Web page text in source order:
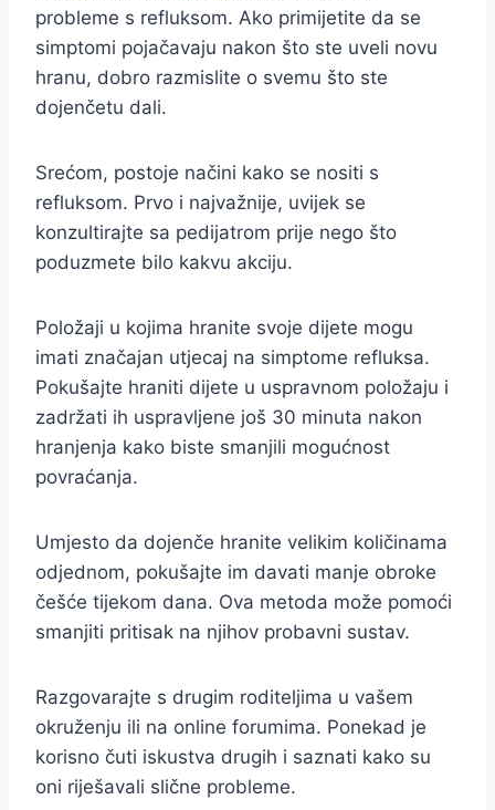
probleme s refluksom. Ako primijetite da se
simptomi pojačavaju nakon što ste uveli novu
hranu, dobro razmislite o svemu što ste
dojenčetu dali.
Srećom, postoje načini kako se nositi s
refluksom. Prvo i najvažnije, uvijek se
konzultirajte sa pedijatrom prije nego što
poduzmete bilo kakvu akciju.
Položaji u kojima hranite svoje dijete mogu
imati značajan utjecaj na simptome refluksa.
Pokušajte hraniti dijete u uspravnom položaju i
zadržati ih uspravljene još 30 minuta nakon
hranjenja kako biste smanjili mogućnost
povraćanja.
Umjesto da dojenče hranite velikim količinama
odjednom, pokušajte im davati manje obroke
češće tijekom dana. Ova metoda može pomoći
smanjiti pritisak na njihov probavni sustav.
Razgovarajte s drugim roditeljima u vašem
okruženju ili na online forumima. Ponekad je
korisno čuti iskustva drugih i saznati kako su
oni riješavali slične probleme.